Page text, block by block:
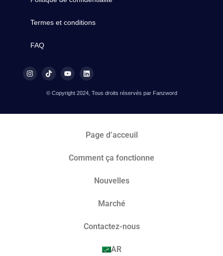
Termes et conditions
FAQ
© Copyright 2024, Tous droits réservés par Fanzword
Page d’acceuil
Comment ça fonctionne
Nouvelles
Marché​
Contactez-nous
AR